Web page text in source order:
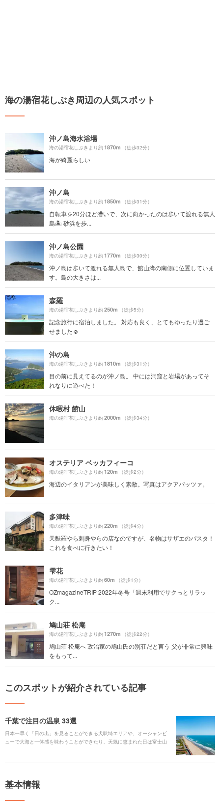
海の湯宿花しぶき周辺の人気スポット
沖ノ島海水浴場
海の湯宿花しぶきより約1870m （徒歩32分）
海が綺麗らしい
沖ノ島
海の湯宿花しぶきより約1850m （徒歩31分）
自転車を20分ほど漕いで、次に向かったのは歩いて渡れる無人
島🏝 砂浜を歩...
沖ノ島公園
海の湯宿花しぶきより約1770m （徒歩30分）
沖ノ島は歩いて渡れる無人島で、館山湾の南側に位置していま
す。島の大きさは...
森羅
海の湯宿花しぶきより約250m （徒歩5分）
記念旅行に宿泊しました。 対応も良く、とてもゆったり過ご
せました☺️
沖の島
海の湯宿花しぶきより約1810m （徒歩31分）
目の前に見えてるのが沖ノ島。 中には洞窟と岩場があってそ
れなりに遊べた！
休暇村 館山
海の湯宿花しぶきより約2000m （徒歩34分）
オステリア ベッカフィーコ
海の湯宿花しぶきより約120m （徒歩2分）
海辺のイタリアンが美味しく素敵。写真はアクアパッツァ。
多津味
海の湯宿花しぶきより約220m （徒歩4分）
天麩羅やら刺身やらの店なのですが、名物はサザエのパスタ！
これを食べに行きたい！
雫花
海の湯宿花しぶきより約60m （徒歩1分）
OZmagazineTRIP 2022年冬号「週末利用でサクっとリラッ
ク...
鳩山荘 松庵
海の湯宿花しぶきより約1270m （徒歩22分）
鳩山荘 松庵へ 政治家の鳩山氏の別荘だと言う 父が非常に興味
をもって...
このスポットが紹介されている記事
千葉で注目の温泉 33選
日本一早く「日の出」を見ることができる犬吠埼エリアや、オーシャンビ
ューで大海と一体感を味わうことができたり、天気に恵まれた日は富士山
と時を過ごせます。
基本情報